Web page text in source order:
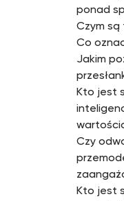
ponad
Czym są
Co
Jakim
Kto jest
Czy
Kto jest